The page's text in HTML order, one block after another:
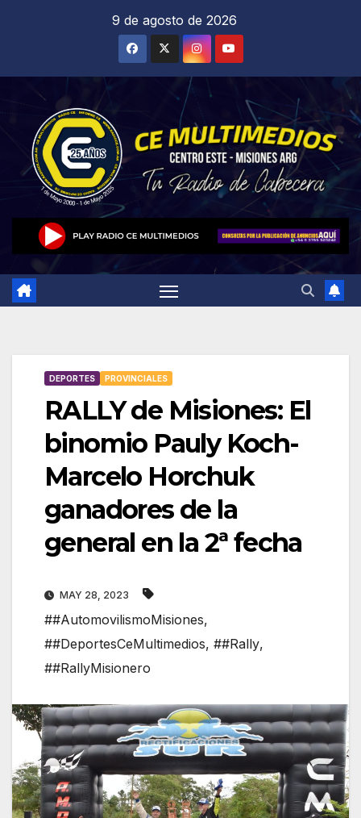
9 de agosto de 2026
DEPORTES PROVINCIALES
RALLY de Misiones: El
binomio Pauly Koch-
Marcelo Horchuk
ganadores de la
general en la 2ª fecha
MAY 28, 2023
##AutomovilismoMisiones,
##DeportesCeMultimedios, ##Rally,
##RallyMisionero